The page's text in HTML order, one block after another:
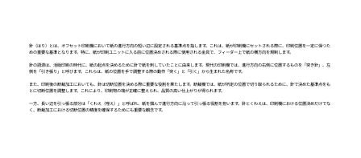
針（はり）とは、オフセット印刷機において紙の進行方向の短い辺に設定される基準点を指します。これは、紙が印刷機にセットされる際に、印刷位置を一定に保つた
めの重要な基準となります。特に、紙が印刷ユニットに入る前に位置決めされる際に使用される金具で、フィーダー上で紙の横方向を規制します。
針の語源は、活版印刷の時代に、紙の起点を決めるために針で紙を刺していたことに由来します。現代の印刷機では、進行方向の右側に位置するものを「突き針」、左
側を「引き張り」と呼びます。これらは、紙の位置を手で調整する際の動作「突く」と「引く」から生まれた名称です。
また、印刷後の断裁加工においても、針は切断位置を決める際に重要な役割を果たします。断裁機では、紙が所定の位置で切り取られるために、針で決めた基準点をも
とに切断位置を調整します。これにより、印刷物の端が正確に整えられ、品質の高い仕上がりが得られます。
一方、長い辺を引っ張る部分は「くわえ（咥え）」と呼ばれ、紙を掴んで進行方向に沿って引っ張る役割を担います。針とくわえは、印刷機における位置決めだけでな
く、断裁加工における切断位置の精度を確保するためにも重要な観念です。